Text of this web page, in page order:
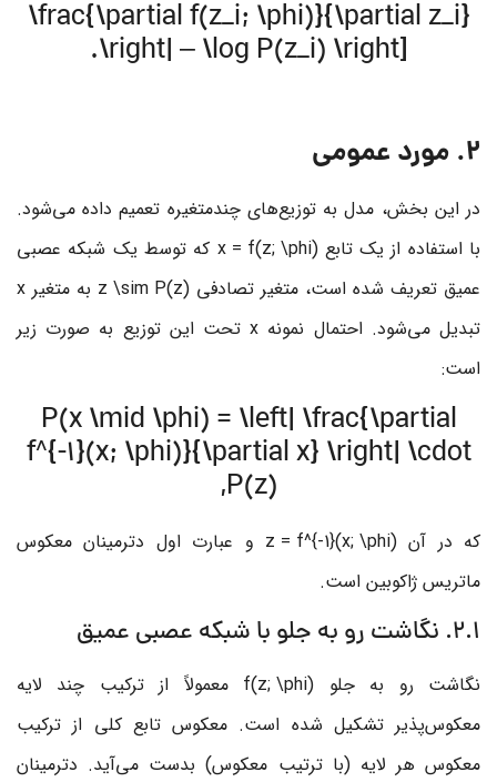
\frac{\partial f(z_i; \phi)}{\partial z_i}
\right| – \log P(z_i) \right].
2. مورد عمومی
در این بخش، مدل به توزیع‌های چندمتغیره تعمیم داده می‌شود.
با استفاده از یک تابعx = f(z; \phi) که توسط یک شبکه عصبی
عمیق تعریف شده است، متغیر تصادفی z \sim P(z) به متغیر x
تبدیل می‌شود. احتمال نمونه xتحت این توزیع به صورت زیر
است:
P(x \mid \phi) = \left| \frac{\partial
f^{-1}(x; \phi)}{\partial x} \right| \cdot
P(z),
که در آنz = f^{-1}(x; \phi) و عبارت اول دترمینان معکوس
ماتریس ژاکوبین است.
2.1. نگاشت رو به جلو با شبکه عصبی عمیق
نگاشت رو به جلو f(z; \phi) معمولاً از ترکیب چند لایه
معکوس‌پذیر تشکیل شده است. معکوس تابع کلی از ترکیب
معکوس هر لایه (با ترتیب معکوس) بدست می‌آید. دترمینان